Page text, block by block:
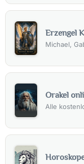
Erzengel
Michael,
Orakel
Alle